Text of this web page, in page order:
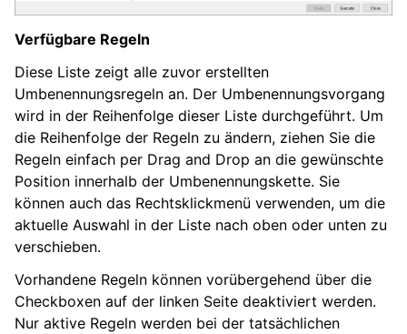
Verfügbare Regeln
Diese Liste zeigt alle zuvor erstellten
Umbenennungsregeln an. Der Umbenennungsvorgang
wird in der Reihenfolge dieser Liste durchgeführt. Um
die Reihenfolge der Regeln zu ändern, ziehen Sie die
Regeln einfach per Drag and Drop an die gewünschte
Position innerhalb der Umbenennungskette. Sie
können auch das Rechtsklickmenü verwenden, um die
aktuelle Auswahl in der Liste nach oben oder unten zu
verschieben.
Vorhandene Regeln können vorübergehend über die
Checkboxen auf der linken Seite deaktiviert werden.
Nur aktive Regeln werden bei der tatsächlichen